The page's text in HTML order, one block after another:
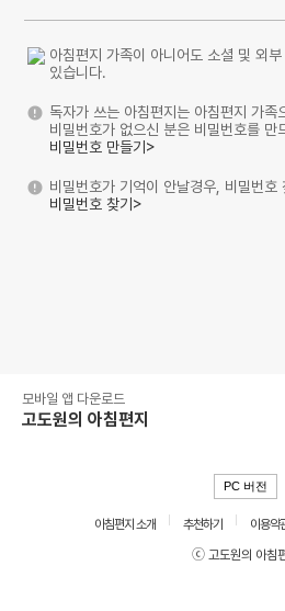
아침편지 가족이 아니어도 소셜 및 외
있습니다.
독자가 쓰는 아침편지는 아침편지 가족
비밀번호가 없으신 분은 비밀번호를 만
비밀번호 만들기>
비밀번호가 기억이 안날경우, 비밀번호
비밀번호 찾기>
모바일 앱 다운로드
고도원의 아침편지
PC 버전
아침편지 소개 추천하기 이용약
ⓒ 고도원의 아침